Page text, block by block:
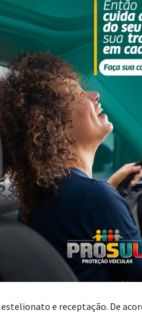
zona norte da capital, Felipe
de uma facção que atua no
Vermelho. O
Ao lado de Luiz
criminosa.
Homicídios de Niterói, São
sucedido para ocultar as
Unidos para as comunidades
um veículo com placas
roubo a uma rede de
e receptação. De